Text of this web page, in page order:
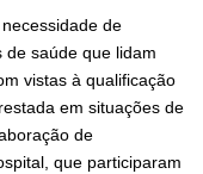
de
saúde que lidam
vistas à qualificação
em situações de
de
que participaram